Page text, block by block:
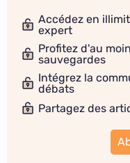
Accédez en
expert
Profitez d'au
sauvegardes
Intégrez la
débats
Partagez des